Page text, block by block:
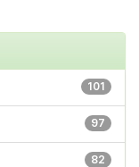
101
97
82